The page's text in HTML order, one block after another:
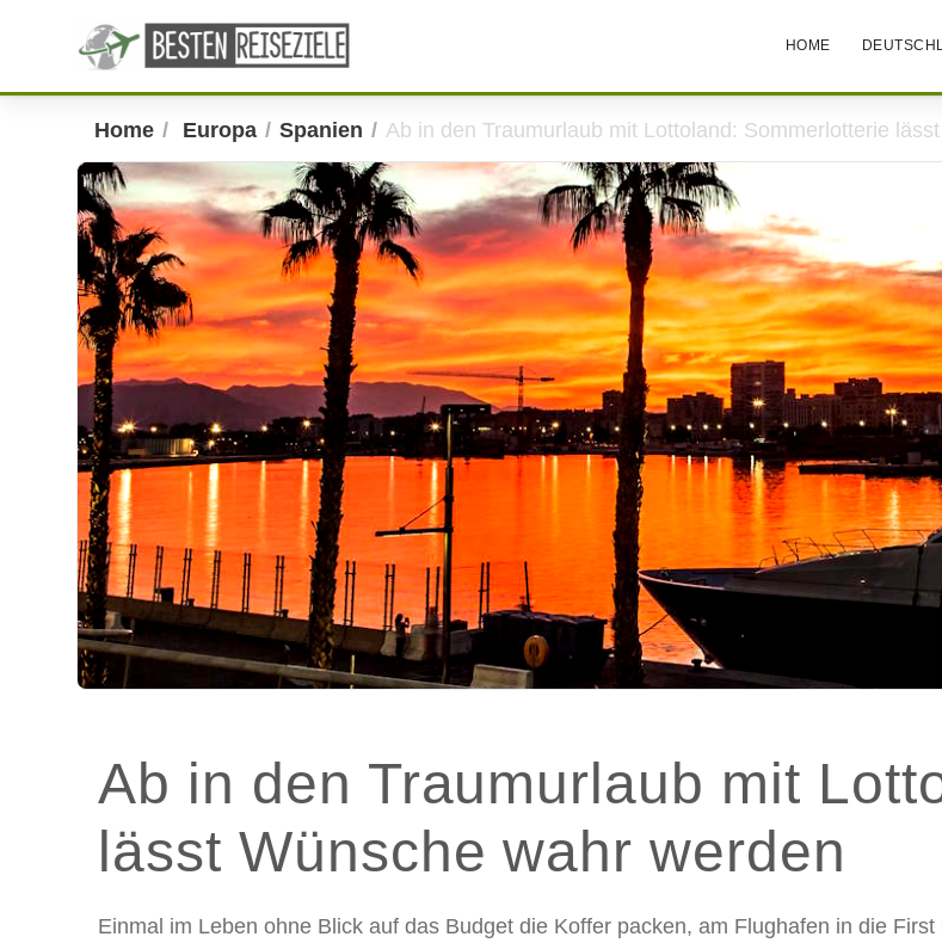
HOME
Home Europa Spanien Ab in den Traumurlaub mit Lottoland: Sommerlotterie
Ab in den Traumurlaub mit
lässt Wünsche wahr werden
Einmal im Leben ohne Blick auf das Budget die Koffer packen, am Flughafen in die